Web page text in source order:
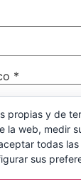
*
propias y de
la web, medir
todas
sus